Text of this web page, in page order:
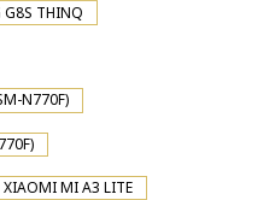
G8S THINQ
N770F)
XIAOMI MI A3 LITE